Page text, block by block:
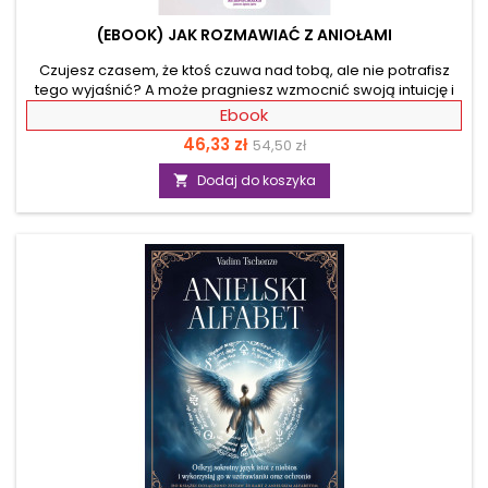
(EBOOK) JAK ROZMAWIAĆ Z ANIOŁAMI
Czujesz czasem, że ktoś czuwa nad tobą, ale nie potrafisz
tego wyjaśnić? A może pragniesz wzmocnić swoją intuicję i
poczuć, że niebo wspiera cię w każdej sytuacji? Czy wiesz, że
anioły są bliżej, niż myślisz? Niebo jest zawsze otwarte dla
tych, którzy chcą usłyszeć anielskie przesłania. Dzięki tej
wyjątkowej książce odkryjesz, jak rozmawiać z aniołami,
otworzyć się na kontakt z przewodnikami duchowymi i
skorzystać z ich wsparcia w codziennym życiu poprzez
Ebook
Cena
46,33 zł 54,50 zł
 Dodaj do koszyka